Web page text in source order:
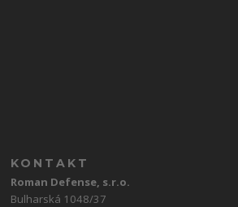
KONTAKT
Roman Defense, s.r.o.
Bulharská 1048/37